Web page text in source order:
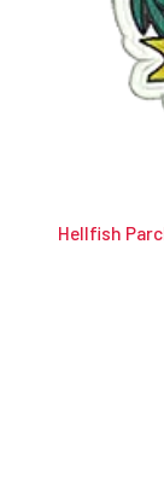
Hellfish